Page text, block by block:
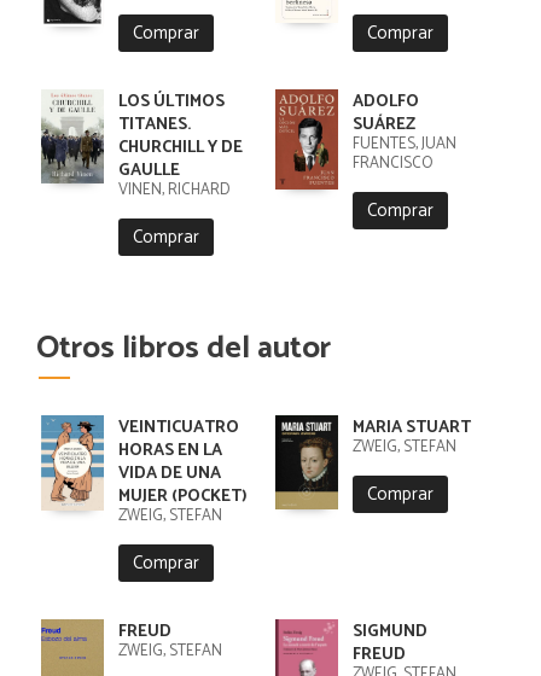
Comprar Comprar
LOS ÚLTIMOS
TITANES.
CHURCHILL Y DE
GAULLE
VINEN, RICHARD
Comprar
ADOLFO
SUÁREZ
FUENTES, JUAN
FRANCISCO
Comprar
Otros libros del autor
VEINTICUATRO
HORAS EN LA
VIDA DE UNA
MUJER (POCKET)
ZWEIG, STEFAN
Comprar
MARIA STUART
ZWEIG, STEFAN
Comprar
FREUD
ZWEIG, STEFAN
SIGMUND
FREUD